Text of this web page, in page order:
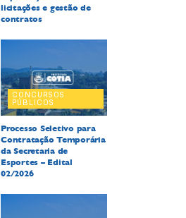
licitações e gestão de
contratos
CONCURSOS
PÚBLICOS
Processo Seletivo para
Contratação Temporária
da Secretaria de
Esportes – Edital
02/2026